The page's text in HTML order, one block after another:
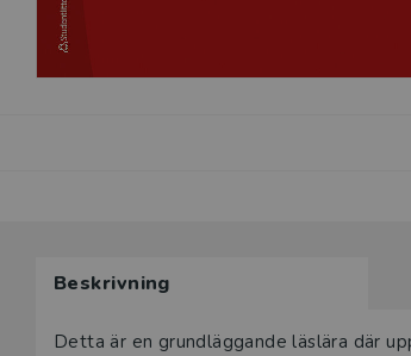
Beskrivning
Beskrivning
Detta är en grundläggande läslära där